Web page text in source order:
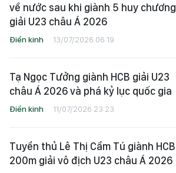
về nước sau khi giành 5 huy chương
giải U23 châu Á 2026
Điền kinh 13/07/2026 06:19
Tạ Ngọc Tưởng giành HCB giải U23
châu Á 2026 và phá kỷ lục quốc gia
Điền kinh 11/07/2026 23:23
Tuyển thủ Lê Thị Cẩm Tú giành HCB
200m giải vô địch U23 châu Á 2026